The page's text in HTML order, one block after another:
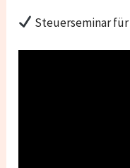
Steuerseminar